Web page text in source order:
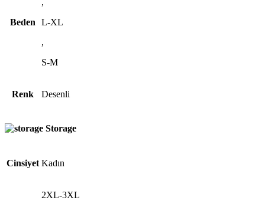
Beden
,
L-XL
,
S-M
Renk Desenli
Storage
Cinsiyet Kadın
2XL-3XL